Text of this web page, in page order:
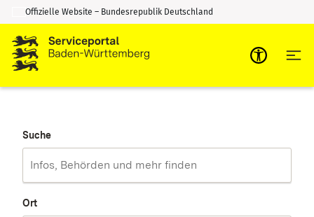
Zum Inhalt springen
Zur Suche springen
Offizielle Website – Bundesrepublik Deutschland
Suche
Ort